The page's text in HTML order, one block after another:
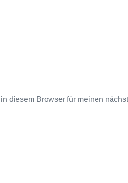
diesem Browser für meinen